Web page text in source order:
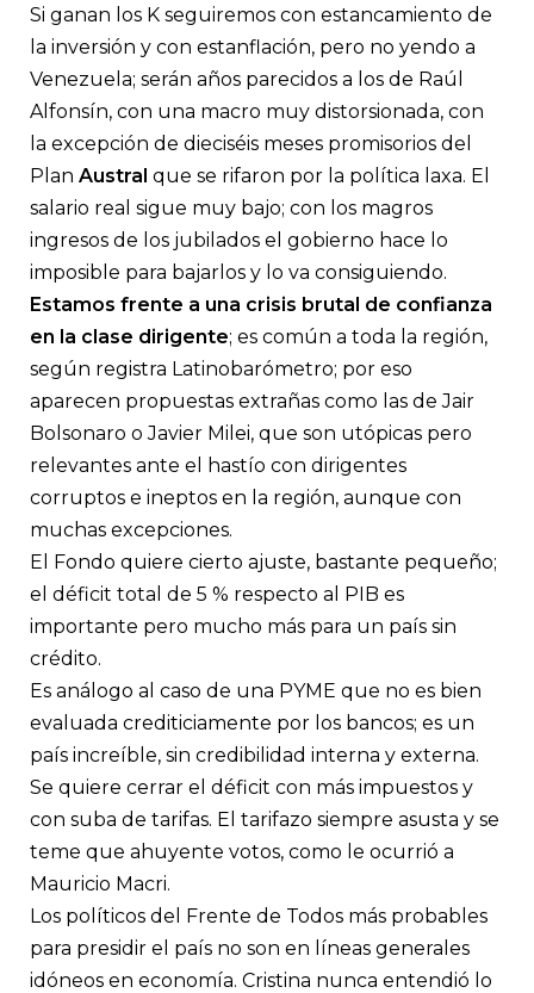
Si ganan los K seguiremos con estancamiento de
la inversión y con estanflación, pero no yendo a
Venezuela; serán años parecidos a los de Raúl
Alfonsín, con una macro muy distorsionada, con
la excepción de dieciséis meses promisorios del
Plan Austral que se rifaron por la política laxa. El
salario real sigue muy bajo; con los magros
ingresos de los jubilados el gobierno hace lo
imposible para bajarlos y lo va consiguiendo.
Estamos frente a una crisis brutal de confianza
en la clase dirigente; es común a toda la región,
según registra Latinobarómetro; por eso
aparecen propuestas extrañas como las de Jair
Bolsonaro o Javier Milei, que son utópicas pero
relevantes ante el hastío con dirigentes
corruptos e ineptos en la región, aunque con
muchas excepciones.
El Fondo quiere cierto ajuste, bastante pequeño;
el déficit total de 5 % respecto al PIB es
importante pero mucho más para un país sin
crédito.
Es análogo al caso de una PYME que no es bien
evaluada crediticiamente por los bancos; es un
país increíble, sin credibilidad interna y externa.
Se quiere cerrar el déficit con más impuestos y
con suba de tarifas. El tarifazo siempre asusta y se
teme que ahuyente votos, como le ocurrió a
Mauricio Macri.
Los políticos del Frente de Todos más probables
para presidir el país no son en líneas generales
idóneos en economía. Cristina nunca entendió lo